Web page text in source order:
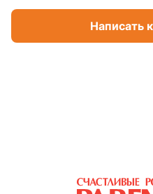
Написать